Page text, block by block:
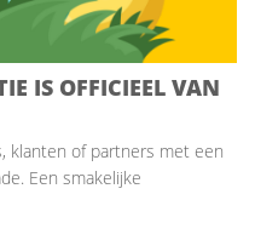
IS OFFICIEEL VAN
klanten of partners met een
Een smakelijke